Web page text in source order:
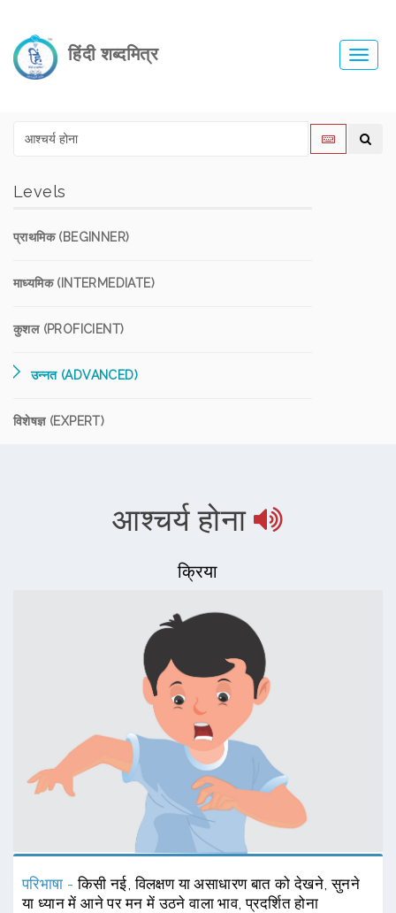
हिंदी शब्दमित्र
Levels
प्राथमिक (BEGINNER)
माध्यमिक (INTERMEDIATE)
कुशल (PROFICIENT)
उन्नत (ADVANCED)
विशेषज्ञ (EXPERT)
आश्चर्य होना
क्रिया
परिभाषा -किसी नई, विलक्षण या असाधारण बात को देखने, सुनने
या ध्यान में आने पर मन में उठने वाला भाव, प्रदर्शित होना